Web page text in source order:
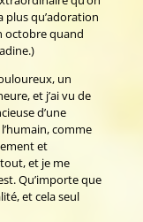
plus qu’adoration
octobre quand
un
et j’ai vu de
d’une
comme
et
et je me
Qu’importe que
et cela seul